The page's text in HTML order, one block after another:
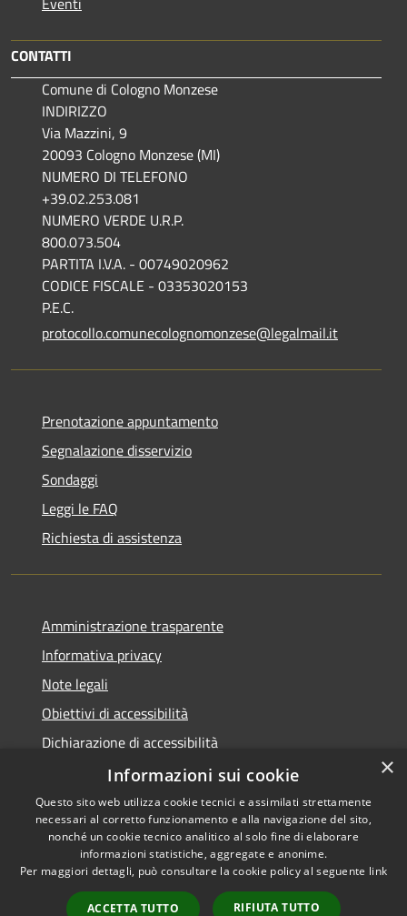
CONTATTI
Comune di Cologno Monzese
INDIRIZZO
Via Mazzini, 9
20093 Cologno Monzese (MI)
NUMERO DI TELEFONO
+39.02.253.081
NUMERO VERDE U.R.P.
800.073.504
PARTITA I.V.A. - 00749020962
CODICE FISCALE - 03353020153
P.E.C.
protocollo.comunecolognomonzese@legalmail.it
Prenotazione appuntamento
Segnalazione disservizio
Sondaggi
Leggi le FAQ
Richiesta di assistenza
Amministrazione trasparente
Informativa privacy
Note legali
Obiettivi di accessibilità
Dichiarazione di accessibilità
Open Data
RSS
Accessibilità
Copyright © 2026 • Comune di
Cologno Monzese • Powered
byMunicipium Accesso
×
Informazioni sui cookie
Questo sito web utilizza cookie tecnici e assimilati strettamente
necessari al corretto funzionamento e alla navigazione del sito,
nonché un cookie tecnico analitico al solo fine di elaborare
informazioni statistiche, aggregate e anonime.
Per maggiori dettagli, può consultare la cookie policy al seguente link
ACCETTA TUTTO RIFIUTA TUTTO